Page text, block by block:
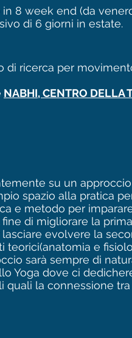
8 week end (da
di 6 giorni in estate.
di ricerca per
NABHI, CENTRO DELLA
su un
spazio alla pratica
e metodo per
di migliorare la
evolvere la
e
sarà sempre di
Yoga dove ci
la connessione